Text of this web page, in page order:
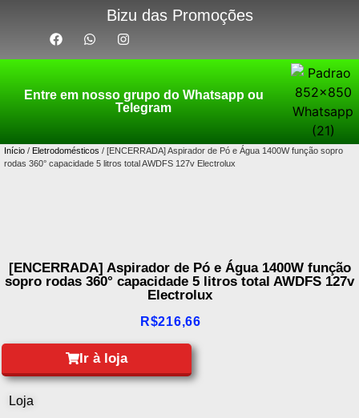
Bizu das Promoções
Entre em nosso grupo do Whatsapp ou
Telegram
Início / Eletrodomésticos / [ENCERRADA] Aspirador de Pó e Água 1400W função sopro
rodas 360° capacidade 5 litros total AWDFS 127v Electrolux
[ENCERRADA] Aspirador de Pó e Água 1400W função
sopro rodas 360° capacidade 5 litros total AWDFS 127v
Electrolux
R$216,66
Ir à loja
Loja